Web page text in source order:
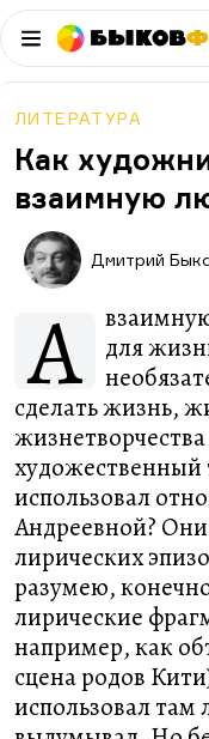
Быков
ЛИТЕРАТУРА
Как
взаимную
Дмитрий
А
для
сделать жизнь,
художественный
использовал
Андреевной? Они
лирических
разумею,
лирические
например, как
сцена родов
использовал